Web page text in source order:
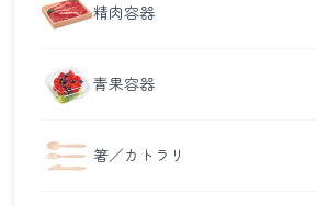
精肉容器
青果容器
箸／カトラリ